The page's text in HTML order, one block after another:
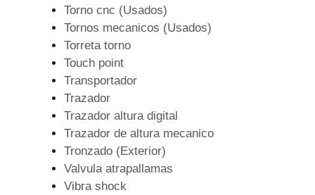
Torno cnc (Usados)
Tornos mecanicos (Usados)
Torreta torno
Touch point
Transportador
Trazador
Trazador altura digital
Trazador de altura mecanico
Tronzado (Exterior)
Valvula atrapallamas
Vibra shock